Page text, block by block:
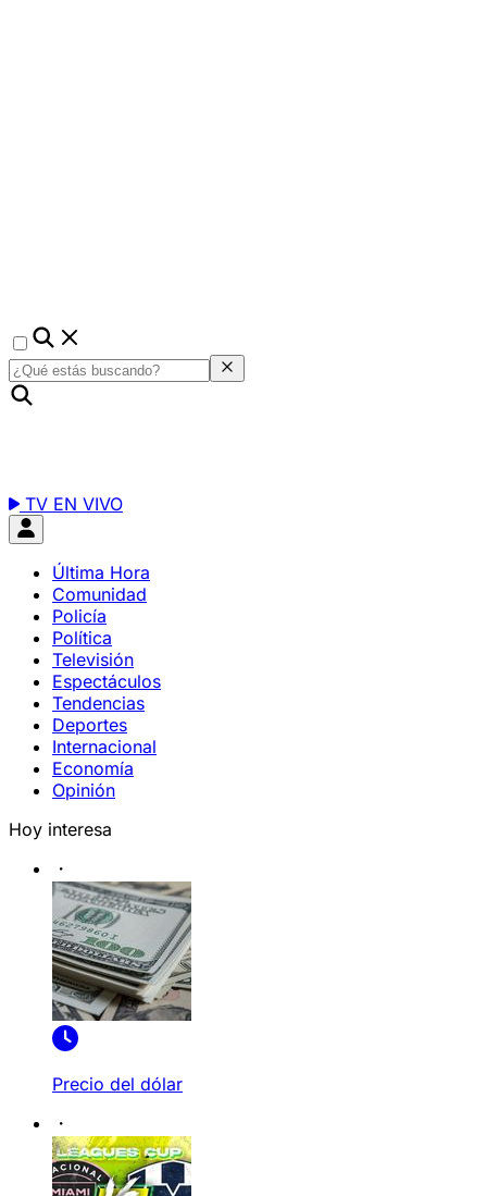
TV EN VIVO
Última Hora
Comunidad
Policía
Política
Televisión
Espectáculos
Tendencias
Deportes
Internacional
Economía
Opinión
Hoy interesa
Precio del dólar